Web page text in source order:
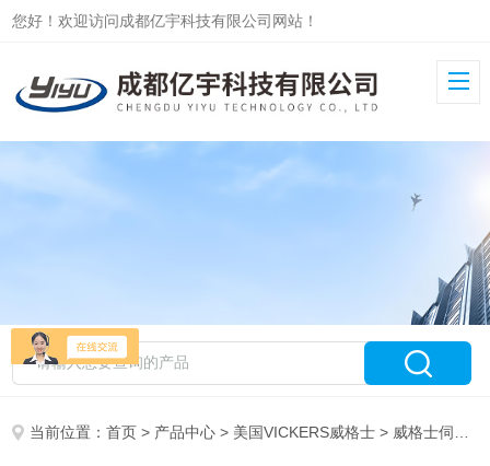
您好！欢迎访问成都亿宇科技有限公司网站！
当前位置：首页 > 产品中心 > 美国VICKERS威格士 > 威格士伺服阀